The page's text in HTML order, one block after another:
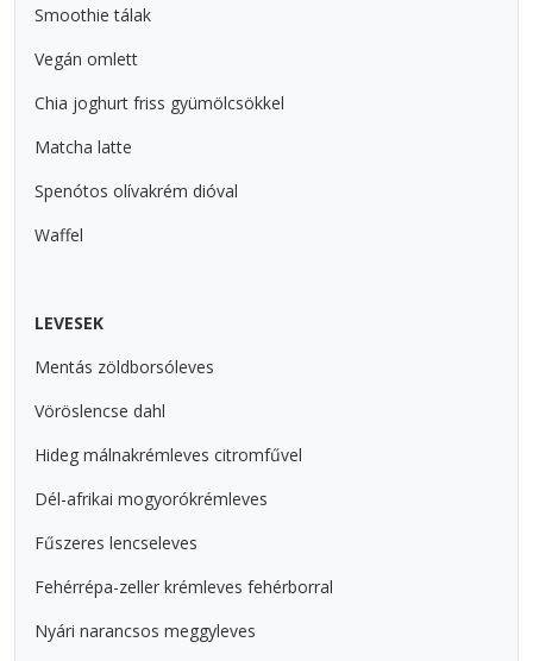
Smoothie tálak
Vegán omlett
Chia joghurt friss gyümölcsökkel
Matcha latte
Spenótos olívakrém dióval
Waffel
LEVESEK
Mentás zöldborsóleves
Vöröslencse dahl
Hideg málnakrémleves citromfűvel
Dél-afrikai mogyorókrémleves
Fűszeres lencseleves
Fehérrépa-zeller krémleves fehérborral
Nyári narancsos meggyleves